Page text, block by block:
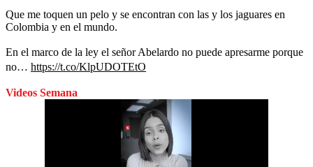
Que me toquen un pelo y se encontran con las y los jaguares en
Colombia y en el mundo.
En el marco de la ley el señor Abelardo no puede apresarme porque
no… https://t.co/KlpUDOTEtO
Videos Semana